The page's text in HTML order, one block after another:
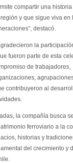
compartir una historia
y que sigue viva en
destacó.
la
fueron parte de esta
de trabajadores,
contribuyeron al
la compañía busca
ferroviario a la
historias y
del crecimiento y